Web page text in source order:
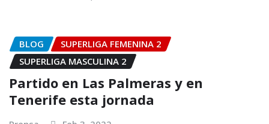
BLOG
SUPERLIGA FEMENINA 2
SUPERLIGA MASCULINA 2
Partido en Las Palmeras y en
Tenerife esta jornada